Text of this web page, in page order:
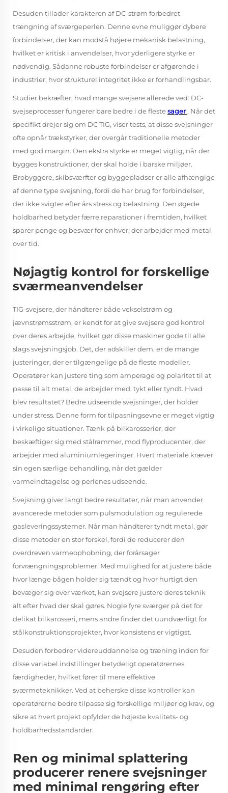
Desuden tillader karakteren af DC-strøm forbedret
trængning af sværgeperlen. Denne evne muliggør dybere
forbindelser, der kan modstå højere mekanisk belastning,
hvilket er kritisk i anvendelser, hvor yderligere styrke er
nødvendig. Sådanne robuste forbindelser er afgørende i
industrier, hvor strukturel integritet ikke er forhandlingsbar.
Studier bekræfter, hvad mange svejsere allerede ved: DC-
svejseprocesser fungerer bare bedre i de flestesager. Når det
specifikt drejer sig om DC TIG, viser tests, at disse svejsninger
ofte opnår trækstyrker, der overgår traditionelle metoder
med god margin. Den ekstra styrke er meget vigtig, når der
bygges konstruktioner, der skal holde i barske miljøer.
Brobyggere, skibsværfter og byggepladser er alle afhængige
af denne type svejsning, fordi de har brug for forbindelser,
der ikke svigter efter års stress og belastning. Den øgede
holdbarhed betyder færre reparationer i fremtiden, hvilket
sparer penge og besvær for enhver, der arbejder med metal
over tid.
Nøjagtig kontrol for forskellige
sværmeanvendelser
TIG-svejsere, der håndterer både vekselstrøm og
jævnstrømsstrøm, er kendt for at give svejsere god kontrol
over deres arbejde, hvilket gør disse maskiner gode til alle
slags svejsningsjob. Det, der adskiller dem, er de mange
justeringer, der er tilgængelige på de fleste modeller.
Operatører kan justere ting som amperage og polaritet til at
passe til alt metal, de arbejder med, tykt eller tyndt. Hvad
blev resultatet? Bedre udseende svejsninger, der holder
under stress. Denne form for tilpasningsevne er meget vigtig
i virkelige situationer. Tænk på bilkarosserier, der
beskæftiger sig med stålrammer, mod flyproducenter, der
arbejder med aluminiumlegeringer. Hvert materiale kræver
sin egen særlige behandling, når det gælder
varmeindtagelse og perlenes udseende.
Svejsning giver langt bedre resultater, når man anvender
avancerede metoder som pulsmodulation og regulerede
gasleveringssystemer. Når man håndterer tyndt metal, gør
disse metoder en stor forskel, fordi de reducerer den
overdreven varmeophobning, der forårsager
forvrængningsproblemer. Med mulighed for at justere både
hvor længe bågen holder sig tændt og hvor hurtigt den
bevæger sig over værket, kan svejsere justere deres teknik
alt efter hvad der skal gøres. Nogle fyre sværger på det for
delikat bilkarosseri, mens andre finder det uundværligt for
stålkonstruktionsprojekter, hvor konsistens er vigtigst.
Desuden forbedrer videreuddannelse og træning inden for
disse variabel indstillinger betydeligt operatørernes
færdigheder, hvilket fører til mere effektive
sværmeteknikker. Ved at beherske disse kontroller kan
operatørerne bedre tilpasse sig forskellige miljøer og krav, og
sikre at hvert projekt opfylder de højeste kvalitets- og
holdbarhedsstandarder.
Ren og minimal splattering
producerer renere svejsninger
med minimal rengøring efter